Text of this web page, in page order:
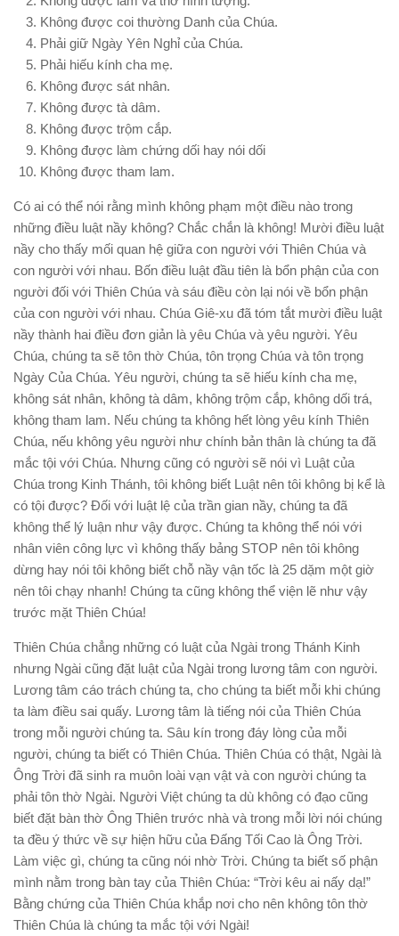
Không được coi thường Danh của Chúa.
Phải giữ Ngày Yên Nghỉ của Chúa.
Phải hiếu kính cha mẹ.
Không được sát nhân.
Không được tà dâm.
Không được trộm cắp.
Không được làm chứng dối hay nói dối
Không được tham lam.
Có ai có thể nói rằng mình không phạm một điều nào trong
những điều luật nầy không? Chắc chắn là không! Mười điều luật
nầy cho thấy mối quan hệ giữa con người với Thiên Chúa và
con người với nhau. Bốn điều luật đầu tiên là bổn phận của con
người đối với Thiên Chúa và sáu điều còn lại nói về bổn phận
của con người với nhau. Chúa Giê-xu đã tóm tắt mười điều luật
nầy thành hai điều đơn giản là yêu Chúa và yêu người. Yêu
Chúa, chúng ta sẽ tôn thờ Chúa, tôn trọng Chúa và tôn trọng
Ngày Của Chúa. Yêu người, chúng ta sẽ hiếu kính cha mẹ,
không sát nhân, không tà dâm, không trộm cắp, không dối trá,
không tham lam. Nếu chúng ta không hết lòng yêu kính Thiên
Chúa, nếu không yêu người như chính bản thân là chúng ta đã
mắc tội với Chúa. Nhưng cũng có người sẽ nói vì Luật của
Chúa trong Kinh Thánh, tôi không biết Luật nên tôi không bị kể là
có tội được? Đối với luật lệ của trần gian nầy, chúng ta đã
không thể lý luận như vậy được. Chúng ta không thể nói với
nhân viên công lực vì không thấy bảng STOP nên tôi không
dừng hay nói tôi không biết chỗ nầy vận tốc là 25 dặm một giờ
nên tôi chạy nhanh! Chúng ta cũng không thể viện lẽ như vậy
trước mặt Thiên Chúa!
Thiên Chúa chẳng những có luật của Ngài trong Thánh Kinh
nhưng Ngài cũng đặt luật của Ngài trong lương tâm con người.
Lương tâm cáo trách chúng ta, cho chúng ta biết mỗi khi chúng
ta làm điều sai quấy. Lương tâm là tiếng nói của Thiên Chúa
trong mỗi người chúng ta. Sâu kín trong đáy lòng của mỗi
người, chúng ta biết có Thiên Chúa. Thiên Chúa có thật, Ngài là
Ông Trời đã sinh ra muôn loài vạn vật và con người chúng ta
phải tôn thờ Ngài. Người Việt chúng ta dù không có đạo cũng
biết đặt bàn thờ Ông Thiên trước nhà và trong mỗi lời nói chúng
ta đều ý thức về sự hiện hữu của Đấng Tối Cao là Ông Trời.
Làm việc gì, chúng ta cũng nói nhờ Trời. Chúng ta biết số phận
mình nằm trong bàn tay của Thiên Chúa: “Trời kêu ai nấy dạ!”
Bằng chứng của Thiên Chúa khắp nơi cho nên không tôn thờ
Thiên Chúa là chúng ta mắc tội với Ngài!